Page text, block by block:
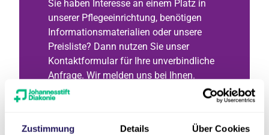
Zustimmung Details Über Cookies
Sie haben Interesse an einem Platz in
unserer Pflegeeinrichtung, benötigen
Informationsmaterialien oder unsere
Preisliste? Dann nutzen Sie unser
Kontaktformular für Ihre unverbindliche
Anfrage. Wir melden uns bei Ihnen.